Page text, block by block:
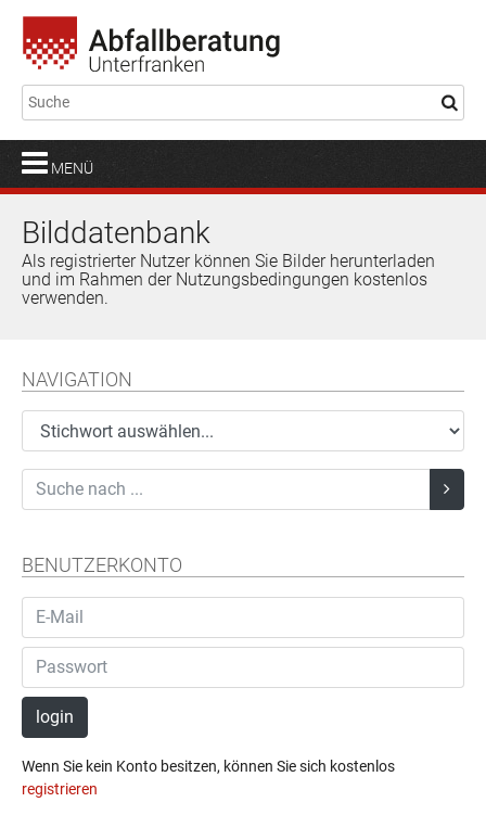
MENÜ
Bilddatenbank
Als registrierter Nutzer können Sie Bilder herunterladen
und im Rahmen der Nutzungsbedingungen kostenlos
verwenden.
NAVIGATION
BENUTZERKONTO
login
Wenn Sie kein Konto besitzen, können Sie sich kostenlos
registrieren